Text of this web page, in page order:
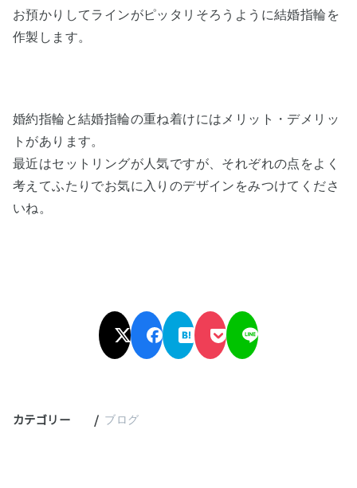
お預かりしてラインがピッタリそろうように結婚指輪を
作製します。
婚約指輪と結婚指輪の重ね着けにはメリット・デメリッ
トがあります。
最近はセットリングが人気ですが、それぞれの点をよく
考えてふたりでお気に入りのデザインをみつけてくださ
いね。
カテゴリー ブログ